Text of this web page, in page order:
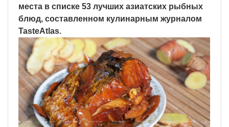
места в списке 53 лучших азиатских рыбных
блюд, составленном кулинарным журналом
TasteAtlas.